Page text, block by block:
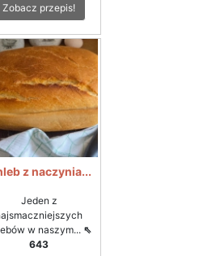
Zobacz przepis!
z naczynia...
Jeden z
w naszym... ⇖
643